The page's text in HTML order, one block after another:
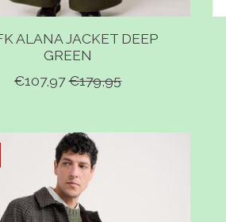
ALANA JACKET DEEP
GREEN
€107,97€179,95